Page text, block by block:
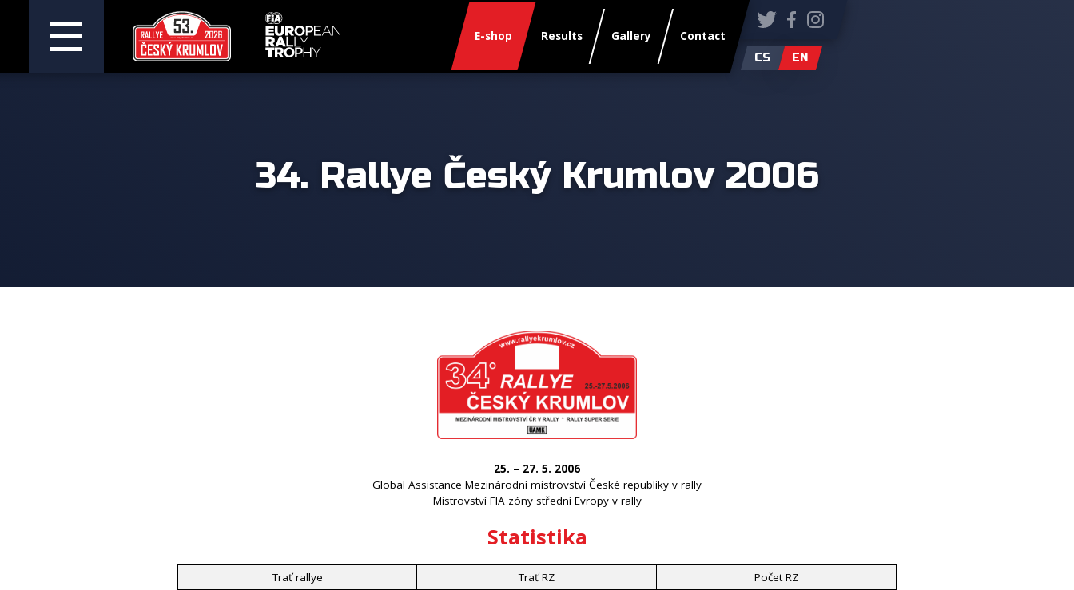
E-shop Results Gallery Contact
CS EN
34. Rallye Český Krumlov 2006
25. – 27. 5. 2006
Global Assistance Mezinárodní mistrovství České republiky v rally
Mistrovství FIA zóny střední Evropy v rally
Statistika
Trať rallye Trať RZ
Počet RZ